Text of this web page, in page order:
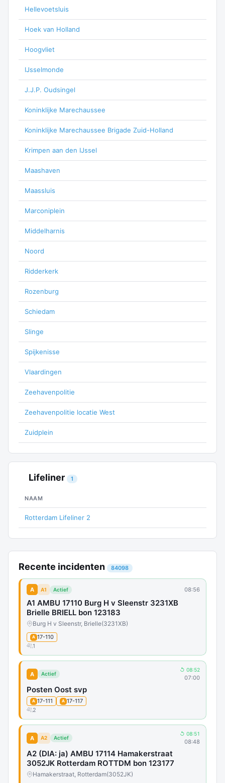
Hellevoetsluis
Hoek van Holland
Hoogvliet
IJsselmonde
J.J.P. Oudsingel
Koninklijke Marechaussee
Koninklijke Marechaussee Brigade Zuid-Holland
Krimpen aan den IJssel
Maashaven
Maassluis
Marconiplein
Middelharnis
Noord
Ridderkerk
Rozenburg
Schiedam
Slinge
Spijkenisse
Vlaardingen
Zeehavenpolitie
Zeehavenpolitie locatie West
Zuidplein
Lifeliner 1
NAAM
Rotterdam Lifeliner 2
Recente incidenten 84098
A A1 Actief 08:56
A1 AMBU 17110 Burg H v Sleenstr 3231XB
Brielle BRIELL bon 123183
Burg H v Sleenstr, Brielle(3231XB)
A 17-110
1
A Actief
↺ 08:52
07:00
Posten Oost svp
A 17-111 A 17-117
2
A A2 Actief
↺ 08:51
08:48
A2 (DIA: ja) AMBU 17114 Hamakerstraat
3052JK Rotterdam ROTTDM bon 123177
Hamakerstraat, Rotterdam(3052JK)